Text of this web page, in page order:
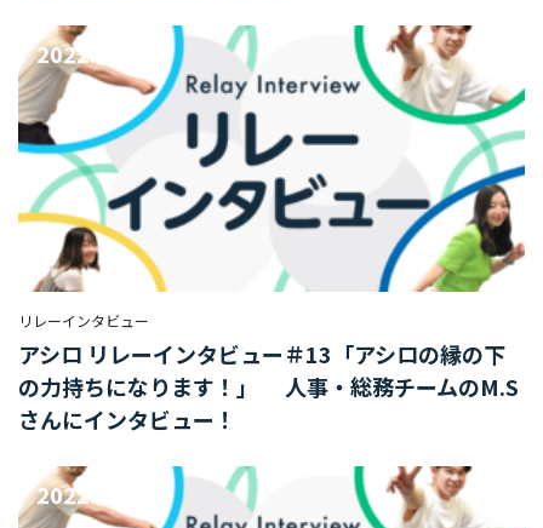
ビ
ュ
ー
対
社
自
己
紹
介
事業を知る
2022.11.29
リレーインタビュー
アシロ リレーインタビュー＃13「アシロの縁の下
の力持ちになります！」 人事・総務チームのM.S
さんにインタビュー！
2022.11.25